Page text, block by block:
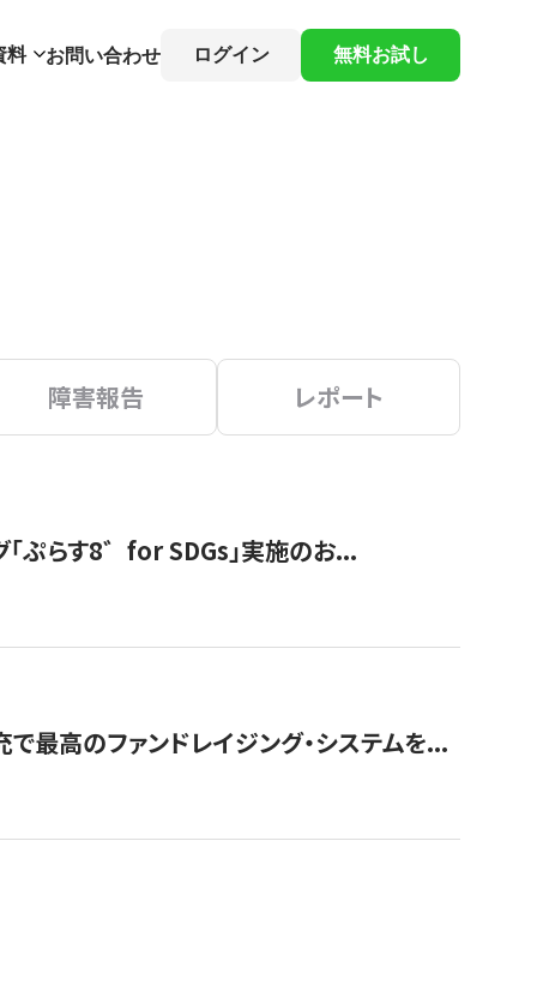
料 お問い合わせ ログイン 無料お試し
障害報告 レポート
ぷらす8゛for SDGs」実施のお...
最高のファンドレイジング・システムを...